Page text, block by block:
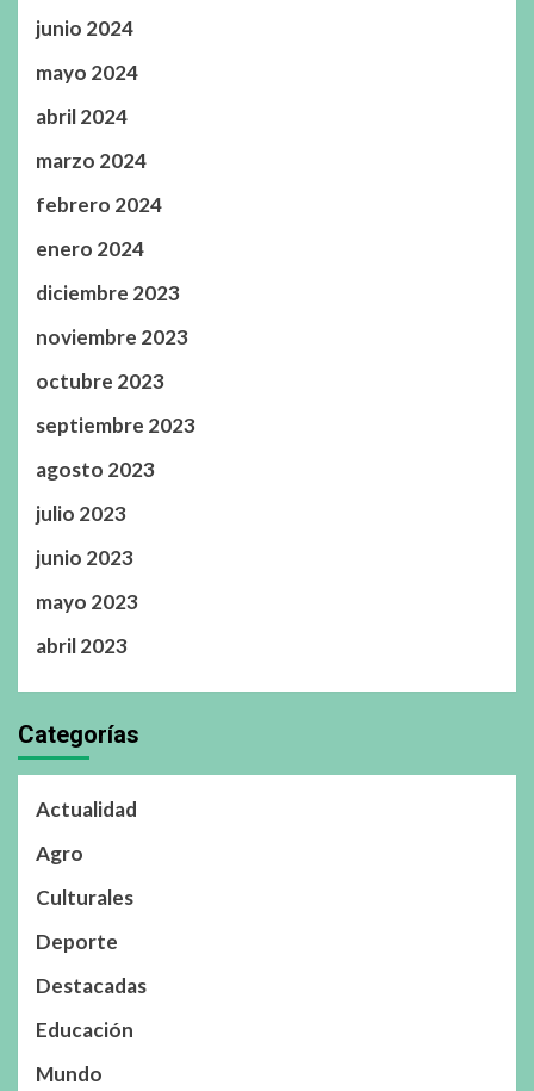
junio 2024
mayo 2024
abril 2024
marzo 2024
febrero 2024
enero 2024
diciembre 2023
noviembre 2023
octubre 2023
septiembre 2023
agosto 2023
julio 2023
junio 2023
mayo 2023
abril 2023
Categorías
Actualidad
Agro
Culturales
Deporte
Destacadas
Educación
Mundo